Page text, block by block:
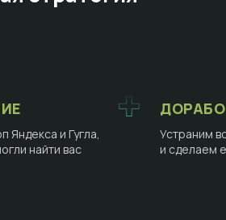
Яндекса и Гугла,
найти вас
Устраним
и сделаем